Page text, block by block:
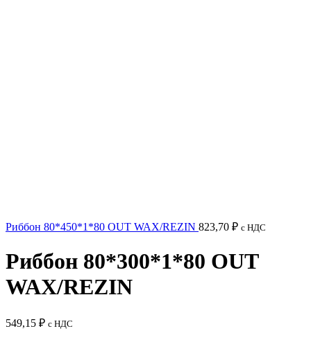
Риббон 80*450*1*80 OUT WAX/REZIN 823,70 ₽ с НДС
Риббон 80*300*1*80 OUT
WAX/REZIN
549,15 ₽ с НДС